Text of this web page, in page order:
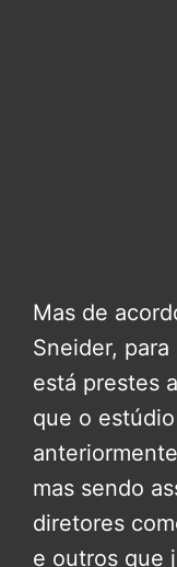
Mas de
Sneider, para
está prestes
que o
mas sendo
diretores
e outros que